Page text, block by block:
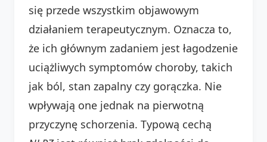
się przede wszystkim objawowym
działaniem terapeutycznym. Oznacza to,
że ich głównym zadaniem jest łagodzenie
uciążliwych symptomów choroby, takich
jak ból, stan zapalny czy gorączka. Nie
wpływają one jednak na pierwotną
przyczynę schorzenia. Typową cechą